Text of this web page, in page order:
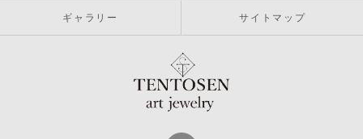
ギャラリー サイトマップ